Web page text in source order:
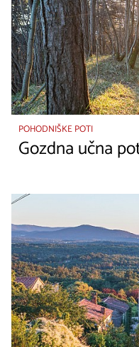
POHODNIŠKE POTI
Gozdna učna